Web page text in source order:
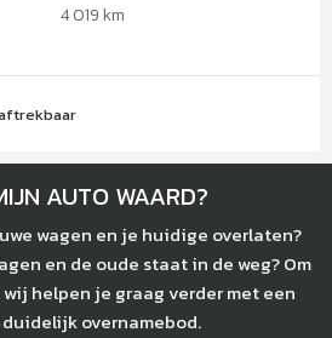
4 019 km
AUTO WAARD?
wagen en je huidige overlaten?
en de oude staat in de weg? Om
helpen je graag verder met een
overnamebod.